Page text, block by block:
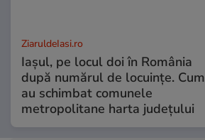
ZiaruldeIasi.ro
Iașul, pe locul doi în România
după numărul de locuințe. Cum
au schimbat comunele
metropolitane harta județului